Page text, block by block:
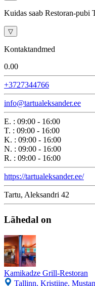
Kuidas saab Restoran-pubi
▽
Kontaktandmed
0.00
+3727344766
info@tartualeksander.ee
E. : 09:00 - 16:00
T. : 09:00 - 16:00
K. : 09:00 - 16:00
N. : 09:00 - 16:00
R. : 09:00 - 16:00
https://tartualeksander.ee/
Tartu, Aleksandri 42
Lähedal on
Kamikadze Grill-Restoran
Tallinn, Kristiine,